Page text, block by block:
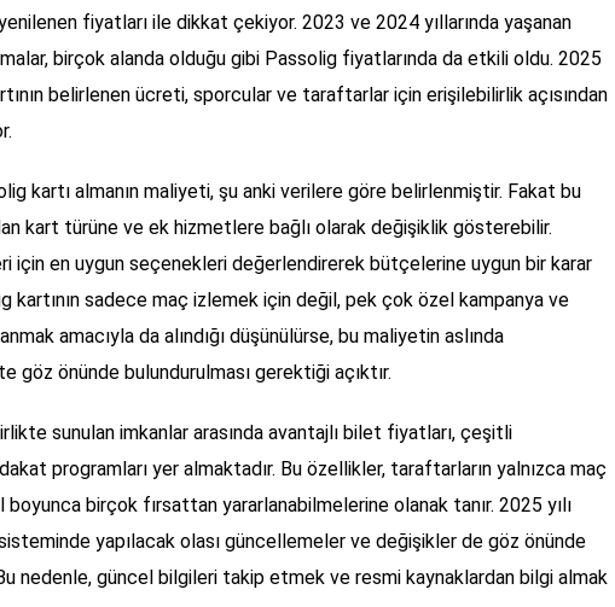
fiyatları ile dikkat çekiyor. 2023 ve 2024 yıllarında yaşanan
birçok alanda olduğu gibi Passolig fiyatlarında da etkili oldu. 2025
belirlenen ücreti, sporcular ve taraftarlar için erişilebilirlik açısından
kartı almanın maliyeti, şu anki verilere göre belirlenmiştir. Fakat bu
kart türüne ve ek hizmetlere bağlı olarak değişiklik gösterebilir.
için en uygun seçenekleri değerlendirerek bütçelerine uygun bir karar
kartının sadece maç izlemek için değil, pek çok özel kampanya ve
amacıyla da alındığı düşünülürse, bu maliyetin aslında
göz önünde bulundurulması gerektiği açıktır.
sunulan imkanlar arasında avantajlı bilet fiyatları, çeşitli
programları yer almaktadır. Bu özellikler, taraftarların yalnızca maç
boyunca birçok fırsattan yararlanabilmelerine olanak tanır. 2025 yılı
yapılacak olası güncellemeler ve değişikler de göz önünde
Bu nedenle, güncel bilgileri takip etmek ve resmi kaynaklardan bilgi almak